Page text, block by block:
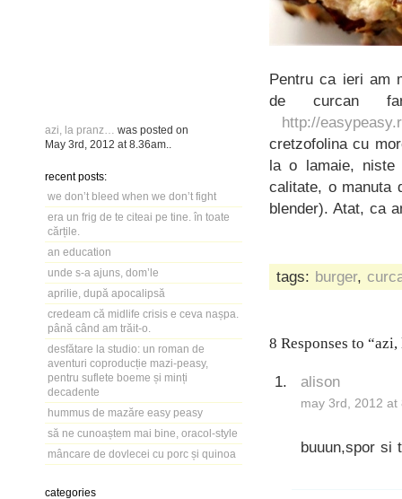
azi, la pranz…
was posted on
May 3rd, 2012 at 8.36am
recent posts:
we don’t bleed when we don’t fight
era un frig de te citeai pe tine. în toate
cărțile.
an education
unde s-a ajuns, dom’le
aprilie, după apocalipsă
credeam că midlife crisis e ceva nașpa.
până când am trăit-o.
desfătare la studio: un roman de
aventuri coproducție mazi-peasy,
pentru suflete boeme și minți
decadente
hummus de mazăre easy peasy
să ne cunoaștem mai bine, oracol-style
mâncare de dovlecei cu porc și quinoa
categories
Pentru ca ieri am
de curcan
http://
cretzofolina cu
la o lamaie, niste
calitate, o manuta
blender). Atat, ca
tags: burger,
8 Responses to
alison
may 3rd, 2012 at
buuun,spor si